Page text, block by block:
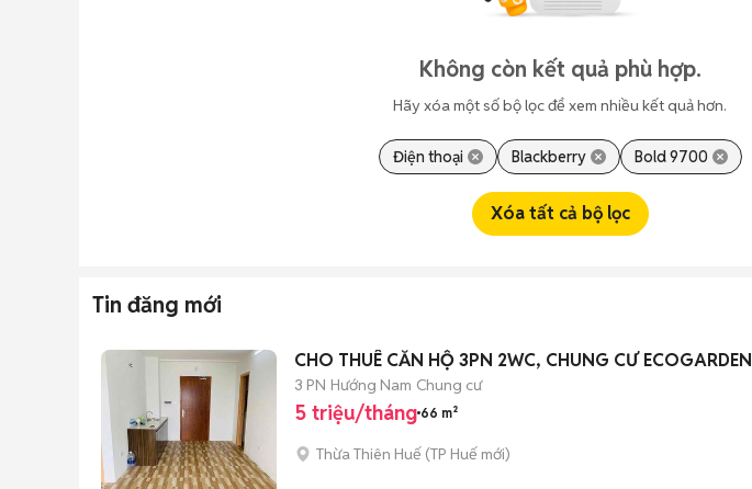
Không còn kết quả phù hợp.
Hãy xóa một số bộ lọc để xem nhiều kết quả hơn.
Điện thoại Blackberry Bold 9700
Xóa tất cả bộ lọc
Tin đăng mới
CHO THUÊ CĂN HỘ 3PN 2WC, CHUNG CƯ ECOGARDEN
3 PN Hướng Nam Chung cư
5 triệu/tháng 66 m²
Thừa Thiên Huế (TP Huế mới)